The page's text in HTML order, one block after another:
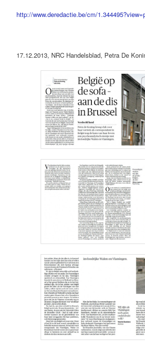
http://www.deredactie.be/cm/
17.12.2013, NRC Handelsblad, Petra De